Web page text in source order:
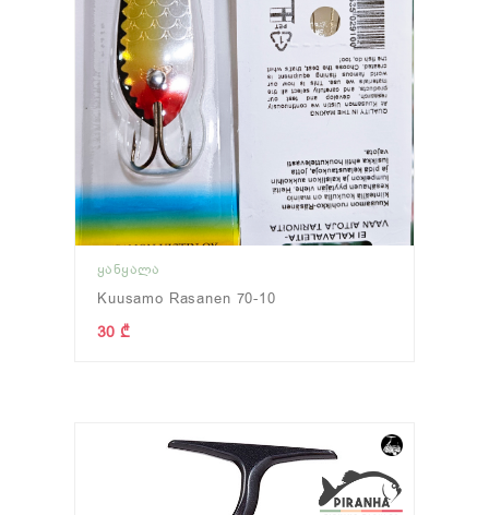
ᲧᲐᲜᲧᲐᲚᲐ
Kuusamo Rasanen 70-10
30 ₾